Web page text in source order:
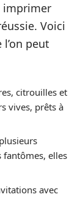
imprimer
Voici
peut
citrouilles et
vives, prêts à
fantômes, elles
avec